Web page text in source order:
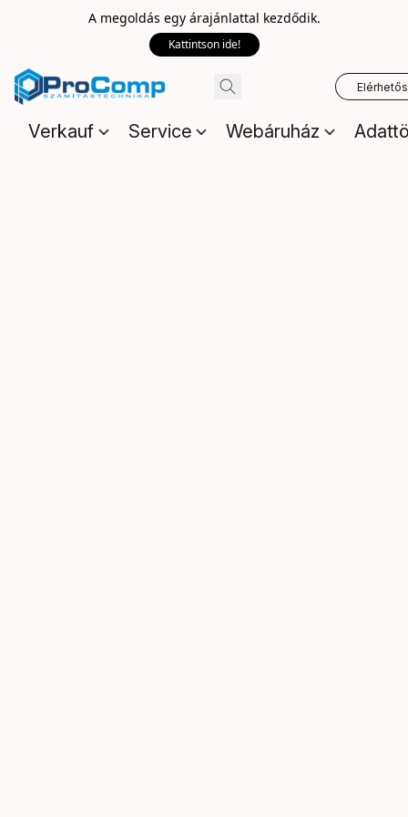
A megoldás egy árajánlattal kezdődik.
Kattintson ide!
Verkauf Service Webáruház